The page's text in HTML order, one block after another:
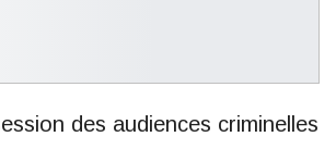
des audiences criminelles